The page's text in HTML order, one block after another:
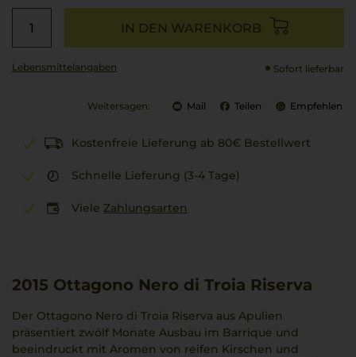
IN DEN WARENKORB
Lebensmittel­angaben Sofort lieferbar
Weitersagen: Mail Teilen Empfehlen
Kostenfreie Lieferung ab 80€ Bestellwert
Schnelle Lieferung (3-4 Tage)
Viele Zahlungsarten
2015 Ottagono Nero di Troia Riserva
Der Ottagono Nero di Troia Riserva aus Apulien
präsentiert zwölf Monate Ausbau im Barrique und
beeindruckt mit Aromen von reifen Kirschen und